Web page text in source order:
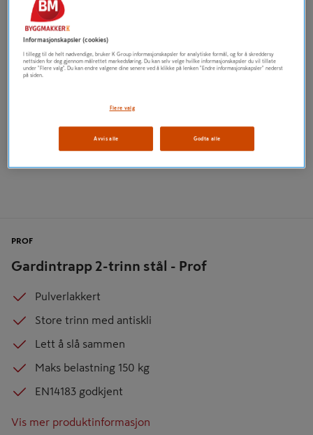
Gardintrapp 2-trinn stål - Prof
PROF
Pulverlakkert
Store trinn med antiskli
Lett å slå sammen
Maks belastning 150 kg
EN14183 godkjent
Vis mer produktinformasjon
Informasjonskapsler (cookies)
I tillegg til de helt nødvendige, bruker K Group informasjonskapsler for analytiske formål, og for å skreddersy
nettsiden for deg gjennom målrettet markedsføring. Du kan selv velge hvilke informasjonskapsler du vil tillate
under "Flere valg". Du kan endre valgene dine senere ved å klikke på lenken "Endre informasjonskapsler" nederst
på siden.
Flere valg
Avvis alle Godta alle